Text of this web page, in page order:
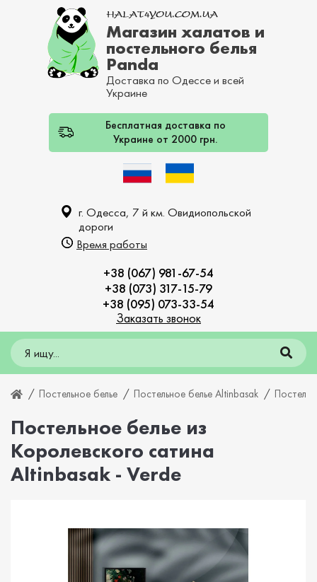
Магазин халатов и
постельного белья
Panda
Доставка по Одессе и всей
Украине
Бесплатная доставка по
Украине от 2000 грн.
г. Одесса, 7 й км. Овидиопольской
дороги
Время работы
+38 (067) 981-67-54
+38 (073) 317-15-79
+38 (095) 073-33-54
Заказать звонок
Постельное белье Постельное белье Altinbasak
Постельное белье из
Королевского сатина
Altinbasak - Verde